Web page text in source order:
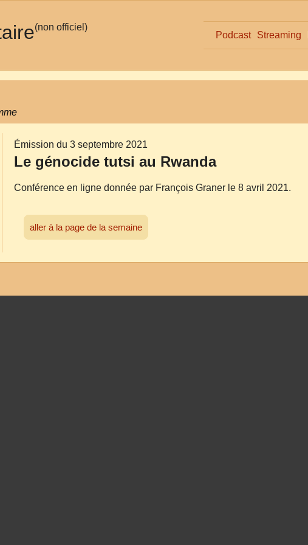
(non officiel)
Podcast Streaming
Émission du 3 septembre 2021
Le génocide tutsi au Rwanda
Conférence en ligne donnée par François Graner le 8 avril 2021.
aller à la page de la semaine